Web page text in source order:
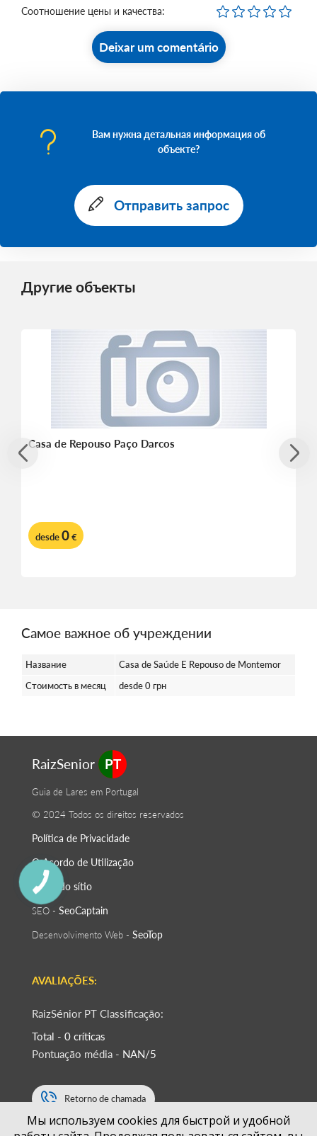
Соотношение цены и качества:
Deixar um comentário
Вам нужна детальная информация об
объекте?
Отправить запрос
Другие объекты
Casa de Repouso Paço Darcos
desde0€
Самое важное об учреждении
Название
Casa de Saúde E Repouso de Montemor
Стоимость в месяц
desde 0 грн
RaizSenior PT
Guia de Lares em Portugal
© 2024 Todos os direitos reservados
Política de Privacidade
O Acordo de Utilização
Mapa do sítio
SEO - SeoСaptain
Desenvolvimento Web - SeoTop
AVALIAÇÕES:
RaizSénior PT Classificação:
Total - 0 críticas
Pontuação média - NAN/5
Retorno de chamada
Мы используем cookies для быстрой и удобной